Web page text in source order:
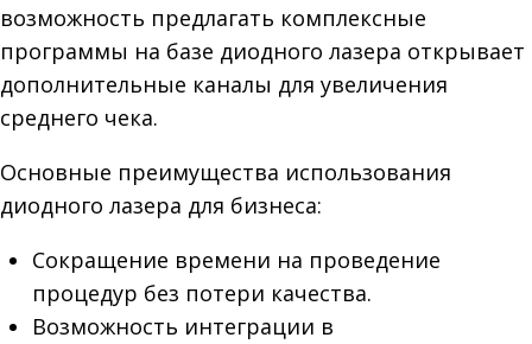
возможность предлагать комплексные
программы на базе диодного лазера открывает
дополнительные каналы для увеличения
среднего чека.
Основные преимущества использования
диодного лазера для бизнеса:
Сокращение времени на проведение
процедур без потери качества.
Возможность интеграции в